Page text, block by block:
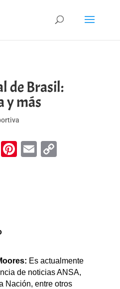
de Brasil:
y más
Pinterest
EmailCopy
Es actualmente
de noticias ANSA,
Nación, entre otros